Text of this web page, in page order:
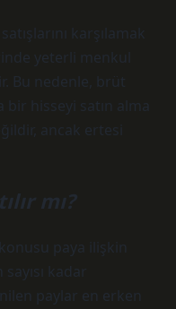
karşılamak
yeterli menkul
Bu nedenle, brüt
bir hisseyi satın alma
ancak ertesi
mı?
paya ilişkin
kadar
paylar en erken